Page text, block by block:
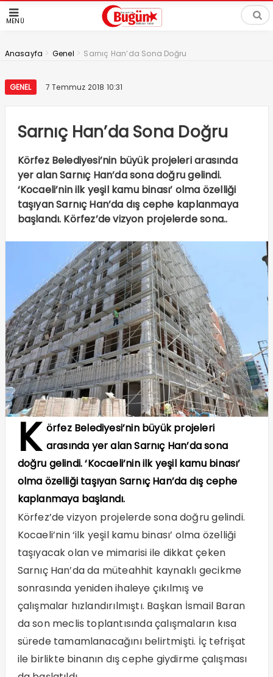
MENÜ
Anasayfa > Genel > Sarnıç Han’da Sona Doğru
GENEL 7 Temmuz 2018 10:31
Sarnıç Han’da Sona Doğru
Körfez Belediyesi’nin büyük projeleri arasında
yer alan Sarnıç Han’da sona doğru gelindi.
‘Kocaeli’nin ilk yeşil kamu binası’ olma özelliği
taşıyan Sarnıç Han’da dış cephe kaplanmaya
başlandı. Körfez’de vizyon projelerde sona..
K örfez Belediyesi’nin büyük projeleri
arasında yer alan Sarnıç Han’da sona
doğru gelindi. ‘Kocaeli’nin ilk yeşil kamu binası’
olma özelliği taşıyan Sarnıç Han’da dış cephe
kaplanmaya başlandı.
Körfez’de vizyon projelerde sona doğru gelindi.
Kocaeli’nin ‘ilk yeşil kamu binası’ olma özelliği
taşıyacak olan ve mimarisi ile dikkat çeken
Sarnıç Han’da da müteahhit kaynaklı gecikme
sonrasında yeniden ihaleye çıkılmış ve
çalışmalar hızlandırılmıştı. Başkan İsmail Baran
da son meclis toplantısında çalışmaların kısa
sürede tamamlanacağını belirtmişti. İç tefrişat
ile birlikte binanın dış cephe giydirme çalışması